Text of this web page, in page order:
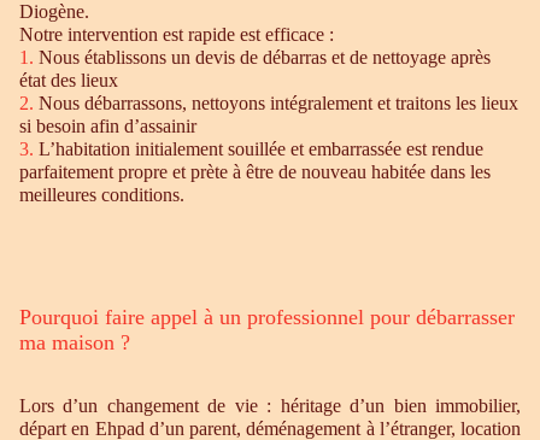
Diogène.
Notre intervention est rapide est efficace :
1. Nous établissons un devis de débarras et de nettoyage après
état des lieux
2. Nous débarrassons, nettoyons intégralement et traitons les lieux
si besoin afin d’assainir
3. L’habitation initialement souillée et embarrassée est rendue
parfaitement propre et prète à être de nouveau habitée dans les
meilleures conditions.
Pourquoi faire appel à un professionnel pour débarrasser
ma maison ?
Lors d’un changement de vie : héritage d’un bien immobilier,
départ en Ehpad d’un parent, déménagement à l’étranger, location